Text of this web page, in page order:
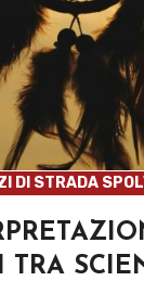
DI STRADA
TRA